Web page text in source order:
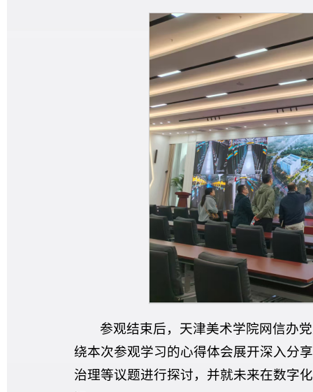
参观结束后，天津美术学院网信办
绕本次参观学习的心得体会展开深入分
治理等议题进行探讨，并就未来在数字